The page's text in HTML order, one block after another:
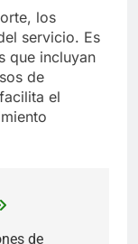
los
servicio. Es
que incluyan
de
el
de